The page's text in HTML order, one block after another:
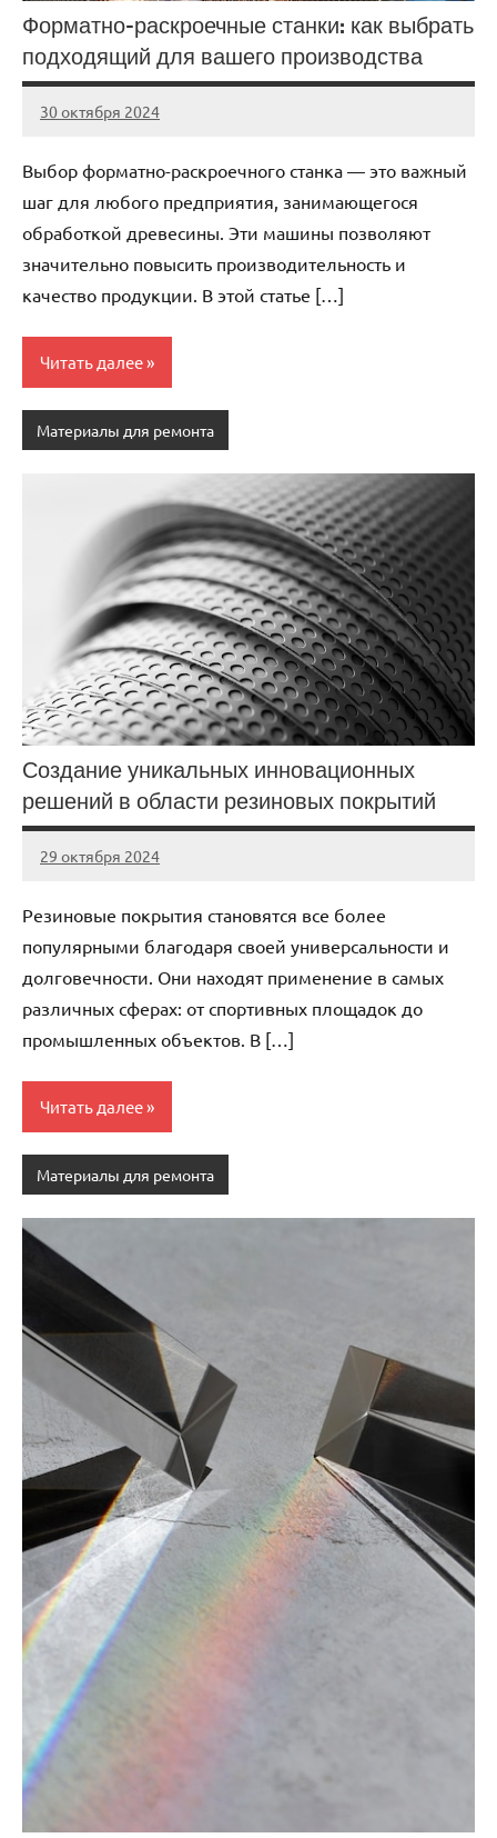
Форматно-раскроечные станки: как выбрать
подходящий для вашего производства
30 октября 2024
Avtor
Нет
Выбор форматно-раскроечного станка — это важный
шаг для любого предприятия, занимающегося
обработкой древесины. Эти машины позволяют
значительно повысить производительность и
качество продукции. В этой статье […]
Читать далее
Материалы для ремонта
Создание уникальных инновационных
решений в области резиновых покрытий
29 октября 2024
Avtor
Нет
Резиновые покрытия становятся все более
популярными благодаря своей универсальности и
долговечности. Они находят применение в самых
различных сферах: от спортивных площадок до
промышленных объектов. В […]
Читать далее
Материалы для ремонта